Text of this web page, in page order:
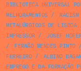
BIBLIOTECA UNIVERSAL
MELHORAMENTOS / RACISM
METALÚRGICOS DE LISBOA
IMPRESSOR/ JOSEF
/
FERNÃO MENDES PINTO/
FERREIRO/ ALBINO
EMPREGO E DA FORMAÇÃO